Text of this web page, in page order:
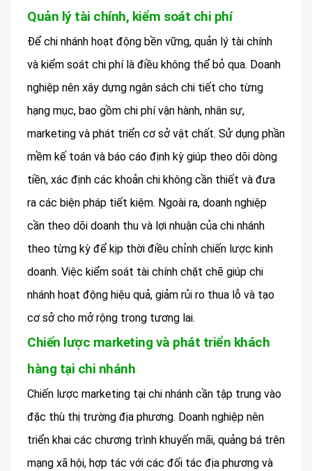
Quản lý tài chính, kiểm soát chi phí
Để chi nhánh hoạt động bền vững, quản lý tài chính
và kiểm soát chi phí là điều không thể bỏ qua. Doanh
nghiệp nên xây dựng ngân sách chi tiết cho từng
hạng mục, bao gồm chi phí vận hành, nhân sự,
marketing và phát triển cơ sở vật chất. Sử dụng phần
mềm kế toán và báo cáo định kỳ giúp theo dõi dòng
tiền, xác định các khoản chi không cần thiết và đưa
ra các biện pháp tiết kiệm. Ngoài ra, doanh nghiệp
cần theo dõi doanh thu và lợi nhuận của chi nhánh
theo từng kỳ để kịp thời điều chỉnh chiến lược kinh
doanh. Việc kiểm soát tài chính chặt chẽ giúp chi
nhánh hoạt động hiệu quả, giảm rủi ro thua lỗ và tạo
cơ sở cho mở rộng trong tương lai.
Chiến lược marketing và phát triển khách
hàng tại chi nhánh
Chiến lược marketing tại chi nhánh cần tập trung vào
đặc thù thị trường địa phương. Doanh nghiệp nên
triển khai các chương trình khuyến mãi, quảng bá trên
mạng xã hội, hợp tác với các đối tác địa phương và